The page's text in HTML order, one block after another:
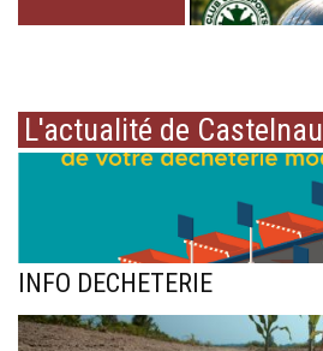
L'actualité de Castelnau
INFO DECHETERIE